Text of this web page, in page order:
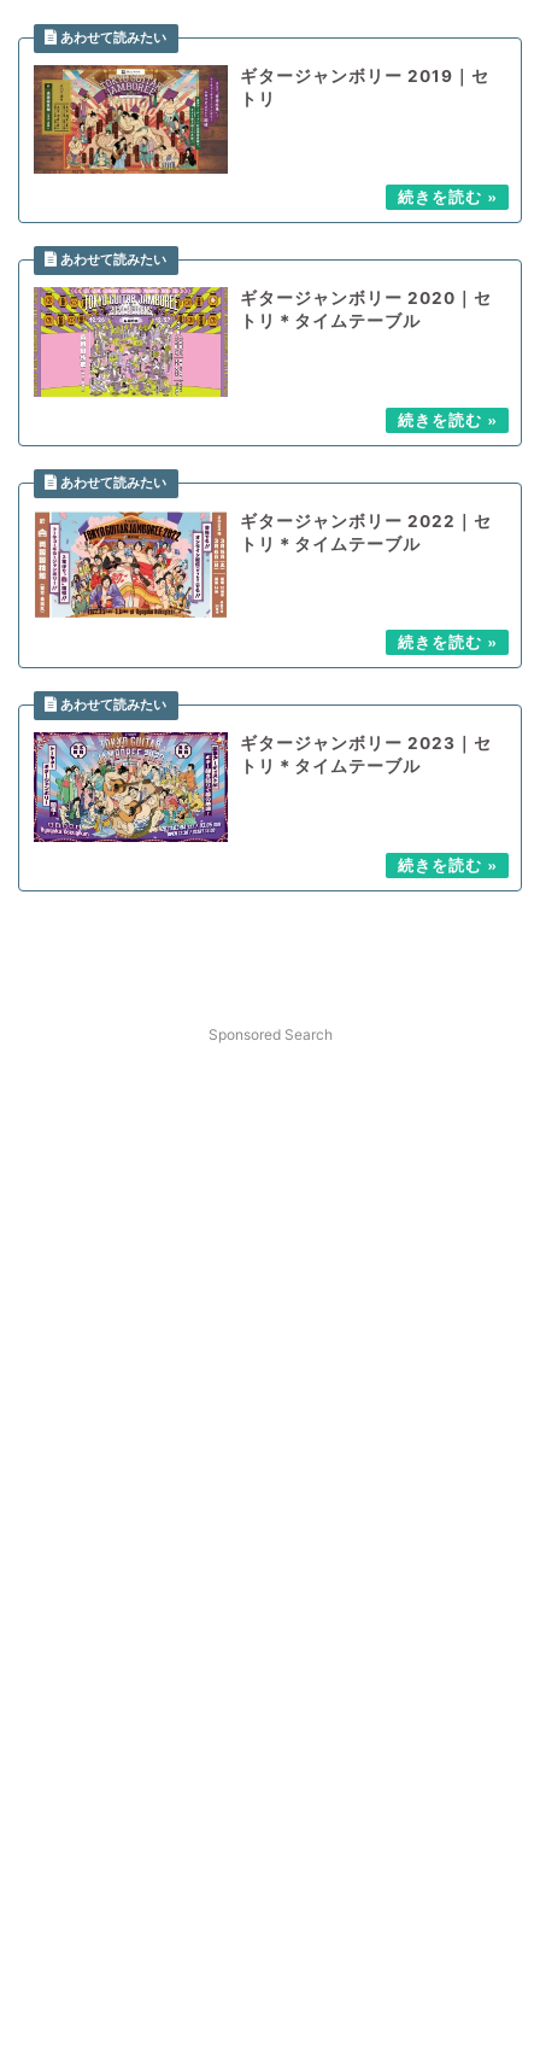
ギタージャンボリー 2019｜セ
トリ
ギタージャンボリー 2020｜セ
トリ＊タイムテーブル
ギタージャンボリー 2022｜セ
トリ＊タイムテーブル
ギタージャンボリー 2023｜セ
トリ＊タイムテーブル
Sponsored Search